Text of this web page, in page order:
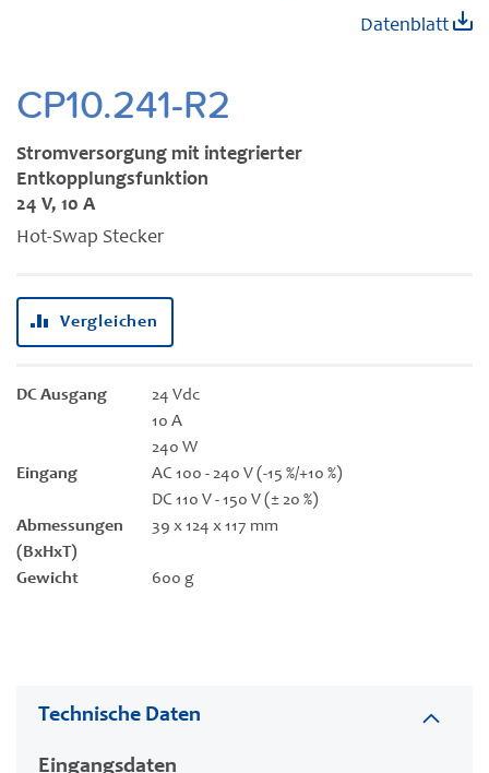
CP10.241-R2
Stromversorgung mit integrierter
Entkopplungsfunktion
24 V, 10 A
Hot-Swap Stecker
Datenblatt
Vergleichen
DC Ausgang
24 Vdc
10 A
240 W
Eingang
AC 100 - 240 V (-15 %/+10 %)
DC 110 V - 150 V (± 20 %)
Abmessungen
(BxHxT)
39 x 124 x 117 mm
Gewicht 600 g
Bildgalerie
springen
Technische Daten
Eingangsdaten